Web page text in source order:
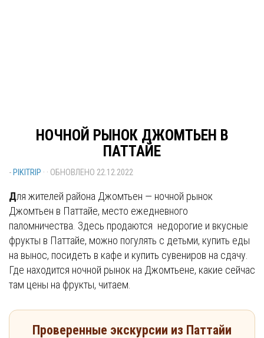
НОЧНОЙ РЫНОК ДЖОМТЬЕН В
ПАТТАЙЕ
-PIKITRIP · · ОБНОВЛЕНО 22.12.2022
Для жителей района Джомтьен — ночной рынок
Джомтьен в Паттайе, место ежедневного
паломничества. Здесь продаются недорогие и вкусные
фрукты в Паттайе, можно погулять с детьми, купить еды
на вынос, посидеть в кафе и купить сувениров на сдачу.
Где находится ночной рынок на Джомтьене, какие сейчас
там цены на фрукты, читаем.
Проверенные экскурсии из Паттайи